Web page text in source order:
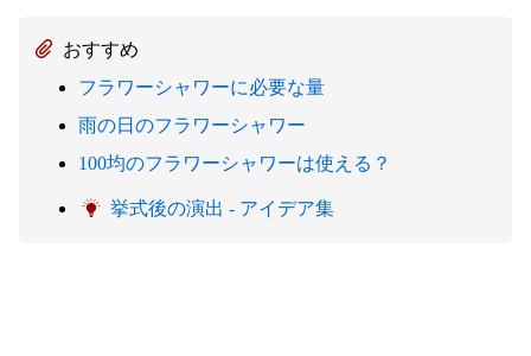
おすすめ
フラワーシャワーに必要な量
雨の日のフラワーシャワー
100均のフラワーシャワーは使える？
挙式後の演出 - アイデア集